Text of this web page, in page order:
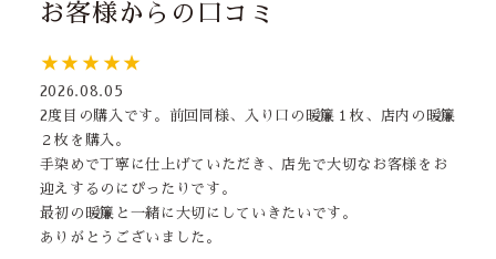
お客様からの口コミ
★★★★★
2026.08.05
2度目の購入です。前回同様、入り口の暖簾１枚、店内の暖簾
２枚を購入。
手染めで丁寧に仕上げていただき、店先で大切なお客様をお
迎えするのにぴったりです。
最初の暖簾と一緒に大切にしていきたいです。
ありがとうございました。